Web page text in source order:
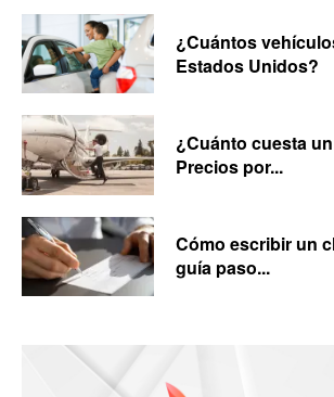
¿Cuántos
Estados Unidos?
¿Cuánto cuesta
Precios por...
Cómo escribir un
guía paso...